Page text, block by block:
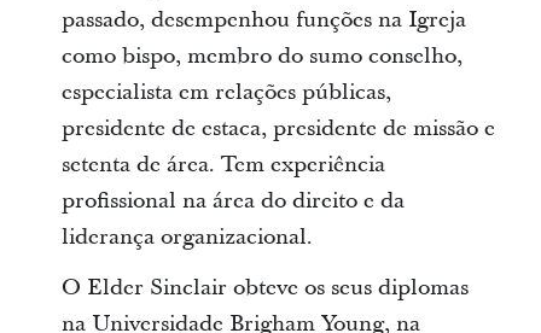
passado, desempenhou funções na Igreja
como bispo, membro do sumo conselho,
especialista em relações públicas,
presidente de estaca, presidente de missão e
setenta de área. Tem experiência
profissional na área do direito e da
liderança organizacional.
O Elder Sinclair obteve os seus diplomas
na Universidade Brigham Young, na